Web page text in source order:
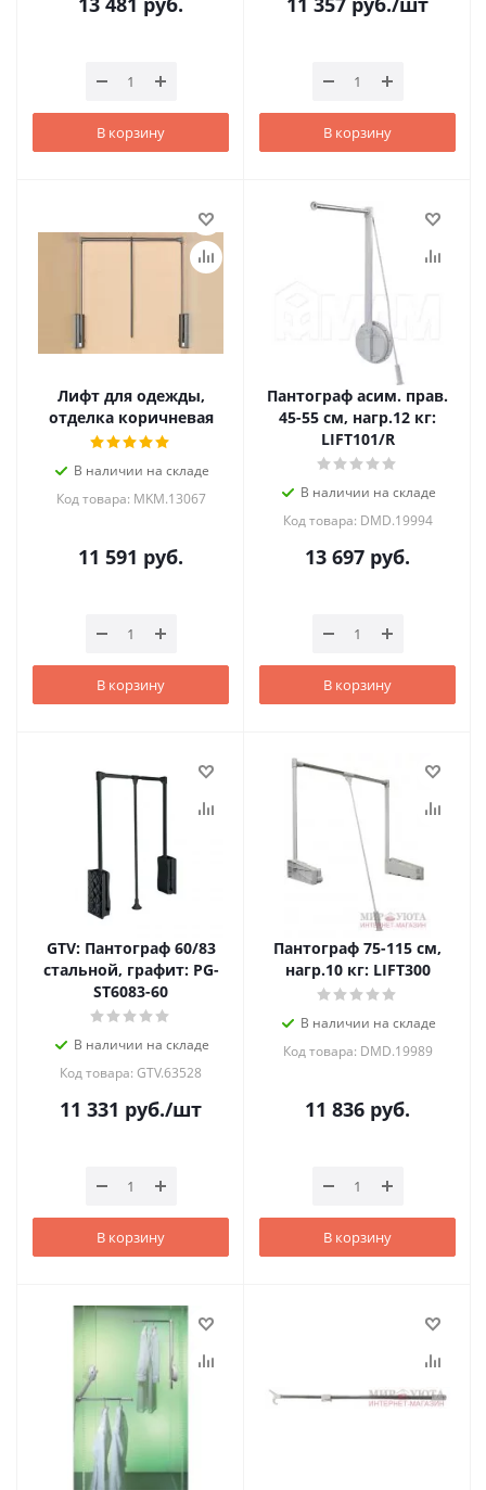
В корзину В корзину
Лифт для одежды,
отделка коричневая
В наличии на складе
Код товара: MKM.13067
11 591 руб.
В корзину
Пантограф асим. прав.
45-55 см, нагр.12 кг:
LIFT101/R
В наличии на складе
Код товара: DMD.19994
13 697 руб.
В корзину
GTV: Пантограф 60/83
стальной, графит: PG-
ST6083-60
В наличии на складе
Код товара: GTV.63528
11 331 руб./шт
В корзину
Пантограф 75-115 см,
нагр.10 кг: LIFT300
В наличии на складе
Код товара: DMD.19989
11 836 руб.
В корзину